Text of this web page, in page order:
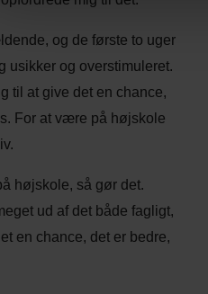
og de første to uger
usikker og overstimuleret.
til at give det en chance,
For at være på højskole
højskole, så gør det.
ud af det både fagligt,
en chance, det er bedre,